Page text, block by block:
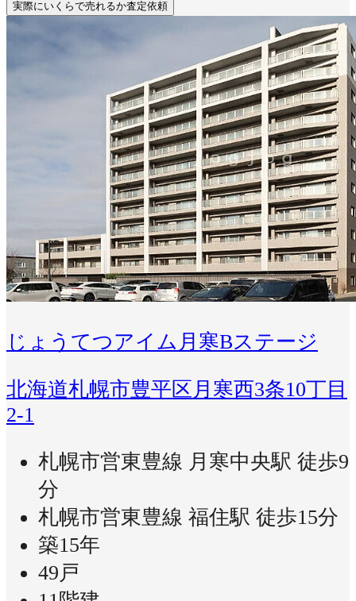
実際にいくらで売れるか査定依頼
じょうてつアイム月寒Bステージ
北海道札幌市豊平区月寒西3条10丁目
2-1
札幌市営東豊線 月寒中央駅 徒歩9
分
札幌市営東豊線 福住駅 徒歩15分
築15年
49戸